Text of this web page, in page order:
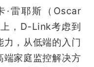
·雷耶斯（Oscar
，D-Link考虑到
，从低端的入门
端家庭监控解决方